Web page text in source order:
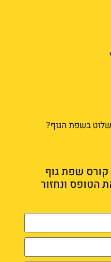
בשפת הגוף?
קורס שפת גוף
הטופס ונחזור